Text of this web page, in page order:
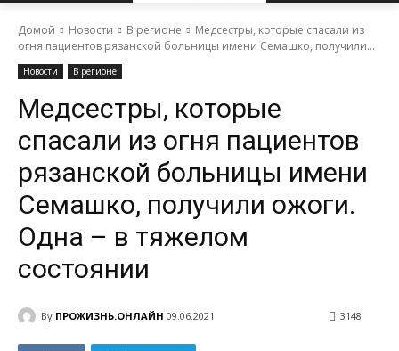
Домой Новости В регионе
Медсестры, которые спасали из
огня пациентов рязанской больницы имени Семашко, получили...
Новости В регионе
Медсестры, которые
спасали из огня пациентов
рязанской больницы имени
Семашко, получили ожоги.
Одна – в тяжелом
состоянии
By ПРОЖИЗНЬ.ОНЛАЙН 09.06.2021 3148